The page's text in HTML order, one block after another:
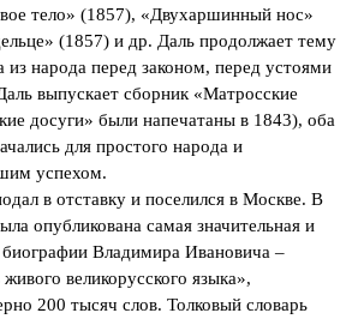
тело» (1857), «Двухаршинный нос»
(1857) и др. Даль продолжает тему
из народа перед законом, перед устоями
выпускает сборник «Матросские
досуги» были напечатаны в 1843), оба
для простого народа и
успехом.
в отставку и поселился в Москве. В
опубликована самая значительная и
Владимира Ивановича –
великорусского языка»,
200 тысяч слов. Толковый словарь